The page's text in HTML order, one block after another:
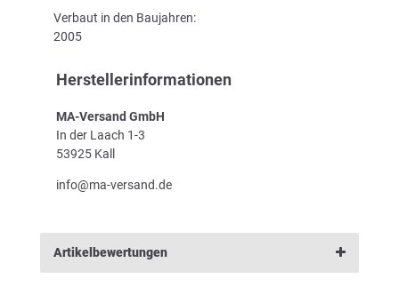
Verbaut in den Baujahren:
2005
Herstellerinformationen
MA-Versand GmbH
In der Laach 1-3
53925 Kall
info@ma-versand.de
Artikelbewertungen